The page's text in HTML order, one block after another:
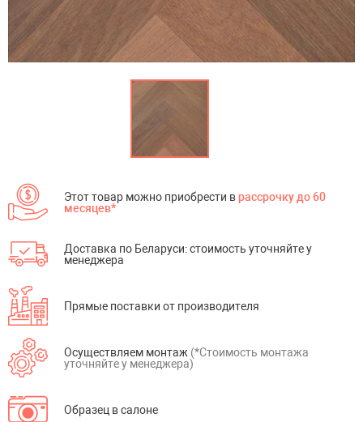
Этот товар можно приобрести врассрочку до 60
месяцев*
Доставка по Беларуси: стоимость уточняйте у
менеджера
Прямые поставки от производителя
Осуществляем монтаж (*Стоимость монтажа
уточняйте у менеджера)
Образец в салоне